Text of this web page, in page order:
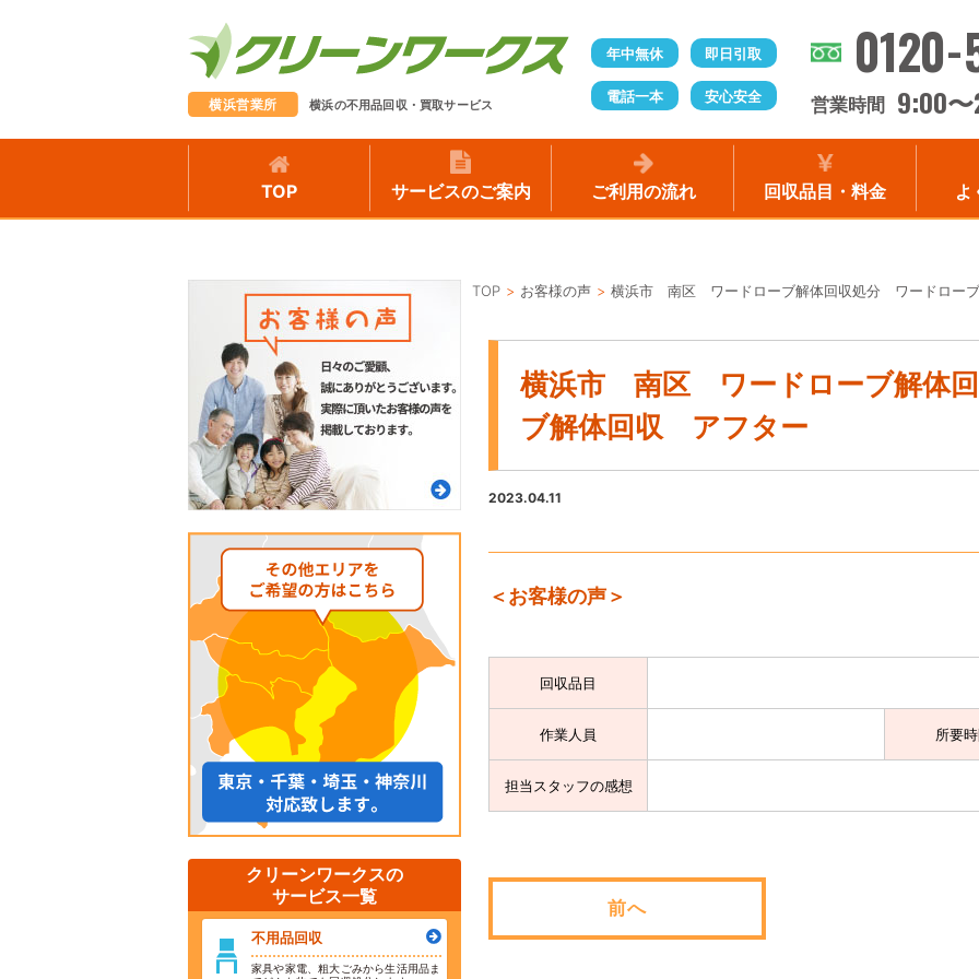
横浜営業所 横浜の不用品回収・買取サービス
年中無休 即日引取
電話一本 安心安全 営業時間 9:00〜
TOP サービスのご案内 ご利用の流れ 回収品目・料金 よ
TOP お客様の声 横浜市 南区 ワードローブ解体回収処分 ワードロー
横浜市 南区 ワードローブ解体
ブ解体回収 アフター
2023.04.11
＜お客様の声＞
回収品目
作業人員 所要
担当スタッフの感想
前へ
クリーンワークスの
サービス一覧
不用品回収
家具や家電、粗大ごみから生活用品ま